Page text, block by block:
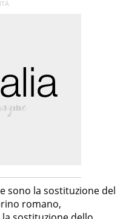
sono la sostituzione del
romano,